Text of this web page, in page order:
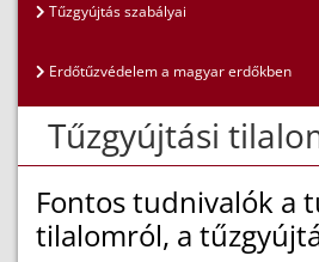
Tűzgyújtás szabályai
Erdőtűzvédelem a magyar erdőkben
Tűzgyújtási
Fontos tudnivalók a
tilalomról, a